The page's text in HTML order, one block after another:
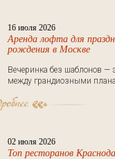
16 июля 2026
Аренда лофта для
рождения в Москве
Вечеринка без шаблонов —
между грандиозными
02 июля 2026
Топ ресторанов